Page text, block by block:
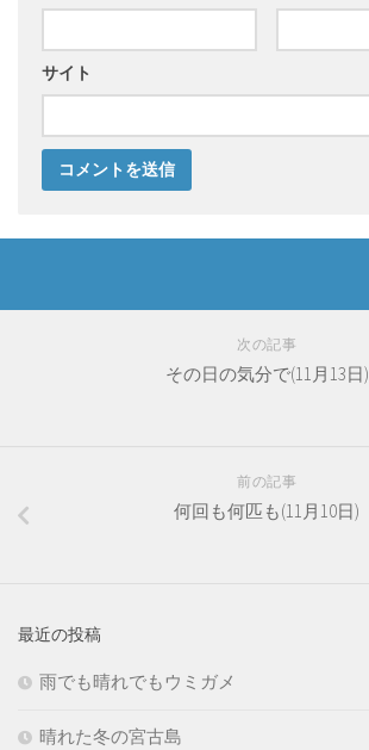
サイト
次の記事
その日の気分で(11月13日)
前の記事
何回も何匹も(11月10日)
最近の投稿
雨でも晴れでもウミガメ
晴れた冬の宮古島